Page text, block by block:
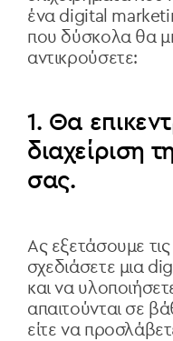
ένα digital
που δύσκολα θα
αντικρούσετε:
1. Θα
διαχείριση
σας.
Ας εξετάσουμε
σχεδιάσετε μια
και να
απαιτούνται σε
είτε να